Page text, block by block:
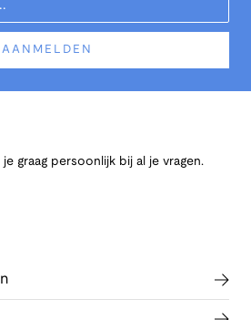
AANMELDEN
graag persoonlijk bij al je vragen.